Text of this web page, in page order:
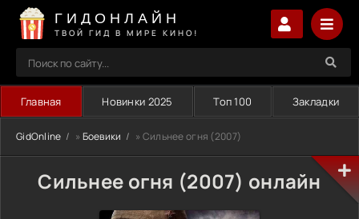
ГИДОНЛАЙН
ТВОЙ ГИД В МИРЕ КИНО!
Главная Новинки 2025 Топ 100 Закладки
GidOnline » Боевики » Сильнее огня (2007)
Сильнее огня (2007) онлайн